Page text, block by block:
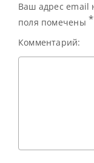
Ваш адрес email
поля помечены *
Комментарий: